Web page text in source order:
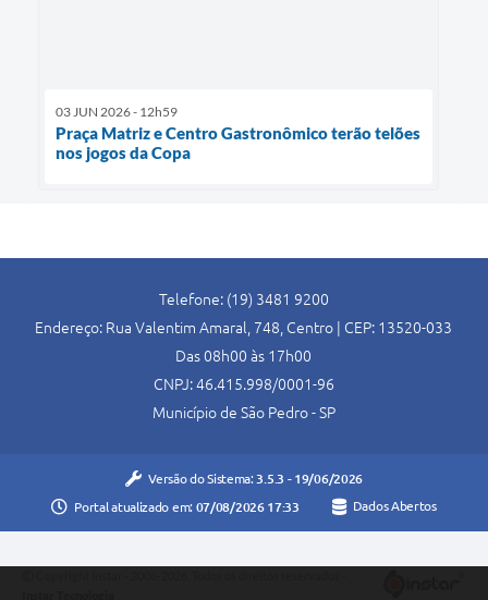
03 JUN 2026 - 12h59
Praça Matriz e Centro Gastronômico terão telões
nos jogos da Copa
Telefone: (19) 3481 9200
Endereço: Rua Valentim Amaral, 748, Centro | CEP: 13520-033
Das 08h00 às 17h00
CNPJ: 46.415.998/0001-96
Município de São Pedro - SP
Versão do Sistema: 3.5.3 - 19/06/2026
Portal atualizado em: 07/08/2026 17:33 Dados Abertos